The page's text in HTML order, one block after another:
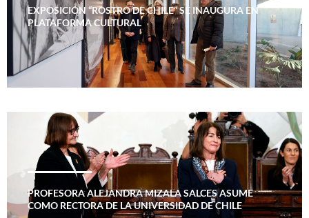
EXPOSICIÓN “ROSTRO DE CHILE” SE INAUGURA EN
PLATAFORMA CULTURAL
PROFESORA ALEJANDRA MIZALA SALCES ASUME
COMO RECTORA DE LA UNIVERSIDAD DE CHILE